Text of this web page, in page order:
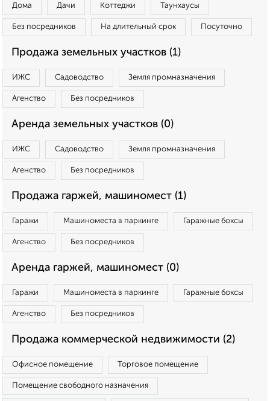
Дома Дачи Коттеджи Таунхаусы
Без посредников На длительный срок Посуточно
Продажа земельных участков (1)
ИЖС Садоводство Земля промназначения
Агенство Без посредников
Аренда земельных участков (0)
ИЖС Садоводство Земля промназначения
Агенство Без посредников
Продажа гаржей, машиномест (1)
Гаражи Машиноместа в паркинге Гаражные боксы
Агенство Без посредников
Аренда гаржей, машиномест (0)
Гаражи Машиноместа в паркинге Гаражные боксы
Агенство Без посредников
Продажа коммерческой недвижимости (2)
Офисное помещение Торговое помещение
Помещение свободного назначения